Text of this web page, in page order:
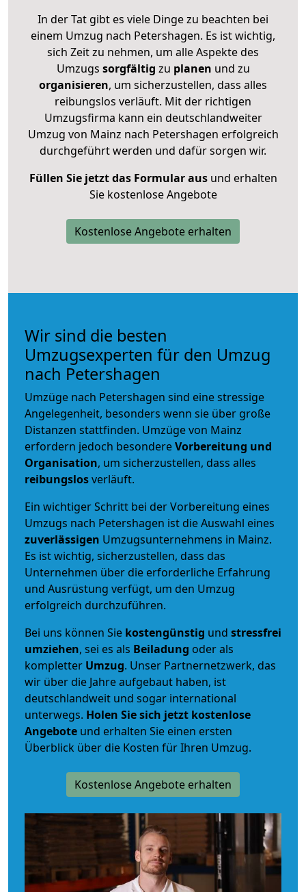
In der Tat gibt es viele Dinge zu beachten bei
einem Umzug nach Petershagen. Es ist wichtig,
sich Zeit zu nehmen, um alle Aspekte des
Umzugs sorgfältig zu planen und zu
organisieren, um sicherzustellen, dass alles
reibungslos verläuft. Mit der richtigen
Umzugsfirma kann ein deutschlandweiter
Umzug von Mainz nach Petershagen erfolgreich
durchgeführt werden und dafür sorgen wir.
Füllen Sie jetzt das Formular ausund erhalten
Sie kostenlose Angebote
Kostenlose Angebote erhalten
Wir sind die besten
Umzugsexperten für den Umzug
nach Petershagen
Umzüge nach Petershagen sind eine stressige
Angelegenheit, besonders wenn sie über große
Distanzen stattfinden. Umzüge von Mainz
erfordern jedoch besondereVorbereitung und
Organisation, um sicherzustellen, dass alles
reibungslosverläuft.
Ein wichtiger Schritt bei der Vorbereitung eines
Umzugs nach Petershagen ist die Auswahl eines
zuverlässigen Umzugsunternehmens in Mainz.
Es ist wichtig, sicherzustellen, dass das
Unternehmen über die erforderliche Erfahrung
und Ausrüstung verfügt, um den Umzug
erfolgreich durchzuführen.
Bei uns können Sie kostengünstig und stressfrei
umziehen, sei es als Beiladung oder als
kompletter Umzug. Unser Partnernetzwerk, das
wir über die Jahre aufgebaut haben, ist
deutschlandweit und sogar international
unterwegs. Holen Sie sich jetzt kostenlose
Angebote und erhalten Sie einen ersten
Überblick über die Kosten für Ihren Umzug.
Kostenlose Angebote erhalten